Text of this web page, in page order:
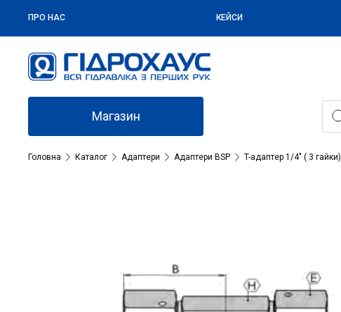
ПРО НАС КЕЙСИ
Магазин
Головна Каталог Адаптери Адаптери BSP T-адаптер 1/4″ ( 3 гайки)